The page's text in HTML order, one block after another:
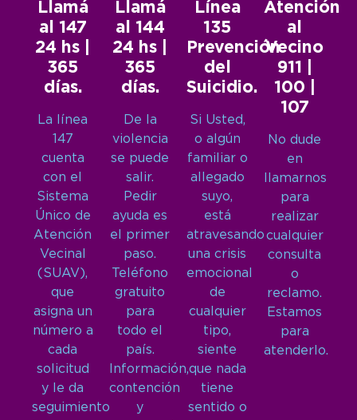
Llamá
al 147
24 hs |
365
días.
La línea
147
cuenta
con el
Sistema
Único de
Atención
Vecinal
(SUAV),
que
asigna un
número a
cada
solicitud
y le da
seguimiento
Llamá
al 144
24 hs |
365
días.
De la
violencia
se puede
salir.
Pedir
ayuda es
el primer
paso.
Teléfono
gratuito
para
todo el
país.
Información,
contención
y
Línea
135
Prevención
del
Suicidio.
Si Usted,
o algún
familiar o
allegado
suyo,
está
atravesando
una crisis
emocional
de
cualquier
tipo,
siente
que nada
tiene
sentido o
Atención
al
Vecino
911 |
100 |
107
No dude
en
llamarnos
para
realizar
cualquier
consulta
o
reclamo.
Estamos
para
atenderlo.